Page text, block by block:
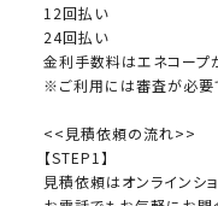
12回払い
24回払い
金利手数料はエネコープ
※ご利用には審査が必要
<<見積依頼の流れ>>
【STEP1】
見積依頼はオンラインシ